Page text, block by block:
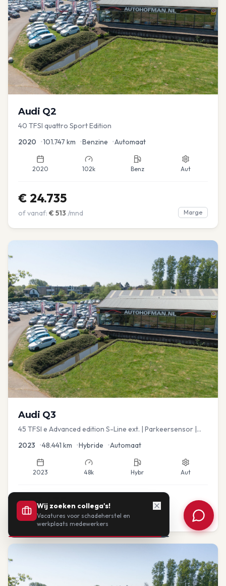
Audi Q2
40 TFSI quattro Sport Edition
2020 •101.747 km •Benzine •Automaat
2020 102k Benz Aut
€ 24.735
of vanaf: € 513 /mnd Marge
Audi Q3
45 TFSI e Advanced edition S-Line ext. | Parkeersensor |
2023 •48.441 km •Hybride •Automaat
2023 48k Hybr Aut
€33.435
of vanaf: €693/mnd BTW
Wij zoeken collega's!
Vacatures voor schadeherstel en
werkplaats medewerkers